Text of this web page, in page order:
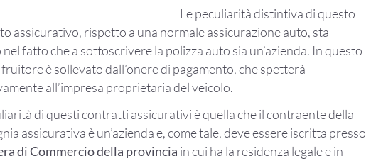
Le peculiarità distintiva di questo
assicurativo, rispetto a una normale assicurazione auto, sta
fatto che a sottoscrivere la polizza auto sia un’azienda. In questo
è sollevato dall’onere di pagamento, che spetterà
all’impresa proprietaria del veicolo.
di questi contratti assicurativi è quella che il contraente della
assicurativa è un’azienda e, come tale, deve essere iscritta presso
di Commercio della provincia in cui ha la residenza legale e in